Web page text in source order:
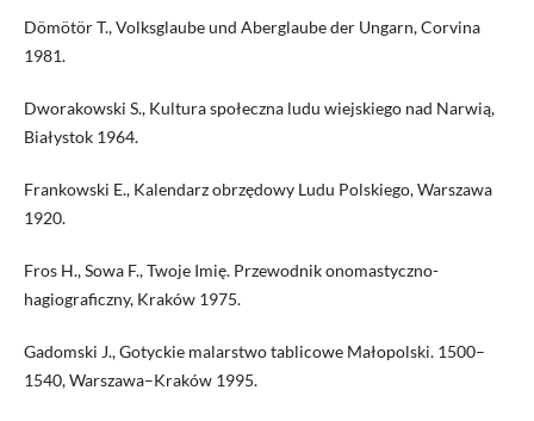
Dömötör T., Volksglaube und Aberglaube der Ungarn, Corvina
1981.
Dworakowski S., Kultura społeczna ludu wiejskiego nad Narwią,
Białystok 1964.
Frankowski E., Kalendarz obrzędowy Ludu Polskiego, Warszawa
1920.
Fros H., Sowa F., Twoje Imię. Przewodnik onomastyczno-
hagiograficzny, Kraków 1975.
Gadomski J., Gotyckie malarstwo tablicowe Małopolski. 1500–
1540, Warszawa–Kraków 1995.